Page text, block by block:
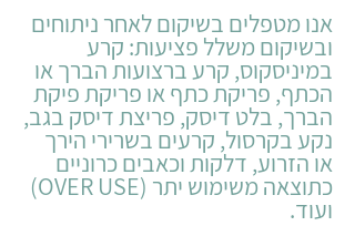
אנו מטפלים בשיקום לאחר ניתוחים
ובשיקום משלל פציעות: קרע
במיניסקוס, קרע ברצועות הברך או
הכתף, פריקת כתף או פריקת פיקת
הברך, בלט דיסק, פריצת דיסק בגב,
נקע בקרסול, קרעים בשרירי הירך
או הזרוע, דלקות וכאבים כרוניים
כתוצאה משימוש יתר (OVER USE)
ועוד.